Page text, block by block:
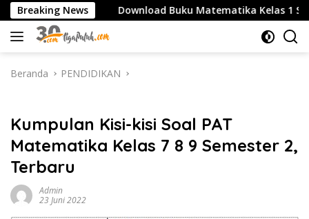
Langsung
ke
konten
Breaking NewsDownload Buku Matematika Kelas 1 SD
Beranda PENDIDIKAN
Kumpulan Kisi-kisi Soal PAT
Matematika Kelas 7 8 9 Semester 2,
Terbaru
Admin
23 Juni 2022